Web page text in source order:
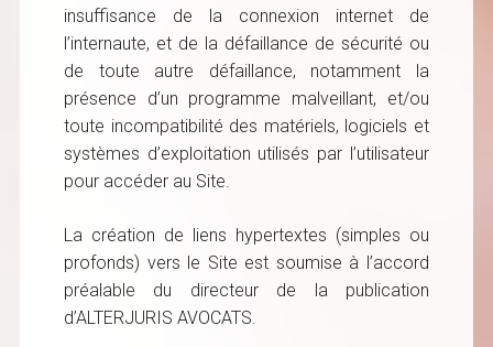
insuffisance de la connexion internet de
l’internaute, et de la défaillance de sécurité ou
de toute autre défaillance, notamment la
présence d’un programme malveillant, et/ou
toute incompatibilité des matériels, logiciels et
systèmes d’exploitation utilisés par l’utilisateur
pour accéder au Site.
La création de liens hypertextes (simples ou
profonds) vers le Site est soumise à l’accord
préalable du directeur de la publication
d’ALTERJURIS AVOCATS.